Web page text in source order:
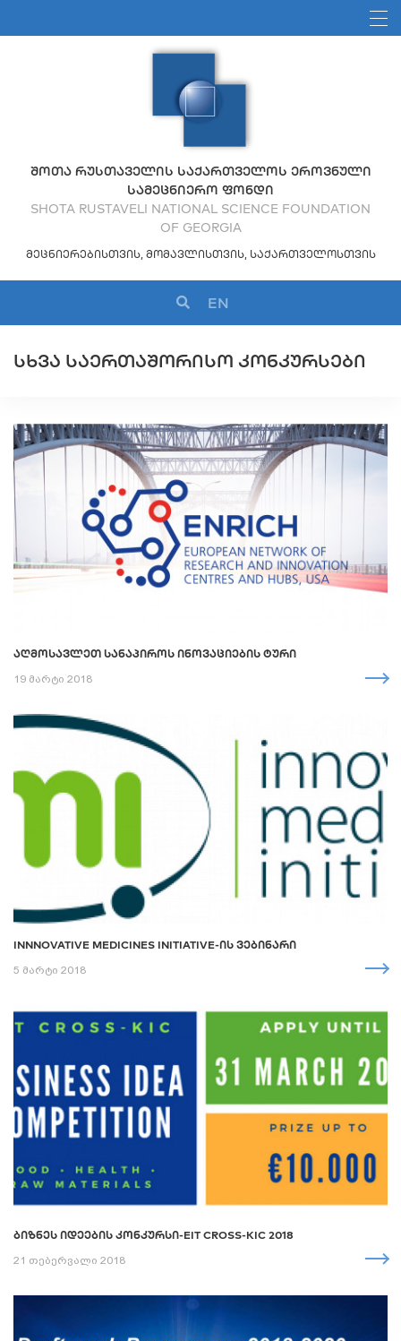
ᲨᲝᲗᲐ ᲠᲣᲡᲗᲐᲕᲔᲚᲘᲡ ᲡᲐᲥᲐᲠᲗᲕᲔᲚᲝᲡ ᲔᲠᲝᲕᲜᲣᲚᲘ
ᲡᲐᲛᲔᲪᲜᲘᲔᲠᲝ ᲤᲝᲜᲓᲘ
SHOTA RUSTAVELI NATIONAL SCIENCE FOUNDATION
OF GEORGIA
ᲛᲔᲪᲜᲘᲔᲠᲔᲑᲘᲡᲗᲕᲘᲡ, ᲛᲝᲛᲐᲕᲚᲘᲡᲗᲕᲘᲡ, ᲡᲐᲥᲐᲠᲗᲕᲔᲚᲝᲡᲗᲕᲘᲡ
EN
ᲡᲮᲕᲐ ᲡᲐᲔᲠᲗᲐᲨᲝᲠᲘᲡᲝ ᲙᲝᲜᲙᲣᲠᲡᲔᲑᲘ
ᲐᲦᲛᲝᲡᲐᲕᲚᲔᲗ ᲡᲐᲜᲐᲞᲘᲠᲝᲡ ᲘᲜᲝᲕᲐᲪᲘᲔᲑᲘᲡ ᲢᲣᲠᲘ
19 მარტი 2018
INNNOVATIVE MEDICINES INITIATIVE-ᲘᲡ ᲕᲔᲑᲘᲜᲐᲠᲘ
5 მარტი 2018
ᲑᲘᲖᲜᲔᲡ ᲘᲓᲔᲔᲑᲘᲡ ᲙᲝᲜᲙᲣᲠᲡᲘ-EIT CROSS-KIC 2018
21 თებერვალი 2018